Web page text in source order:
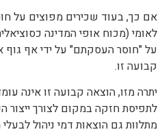
אם כך, בעוד שכירים מפוצים על
לאומי (מכוח אופי המדינה
על "חוסר העסקתם" על ידי אף גוף
קבועה זו.
יתרה מזו, הוצאה קבועה זו אינה
לתפיסת חזקה במקום לצורך ייצור
מתלוות גם הוצאות דמי ניהול